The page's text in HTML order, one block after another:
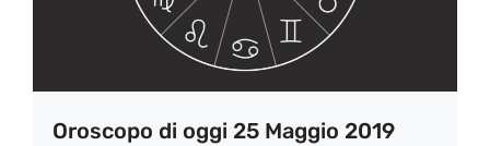
Oroscopo di oggi 25 Maggio 2019